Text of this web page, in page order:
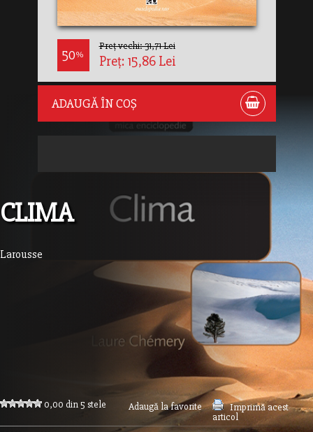
50%
Preț vechi: 31,71 Lei
Preț: 15,86 Lei
ADAUGĂ ÎN COȘ
CLIMA
Larousse
0,00 din 5 stele Adaugă la favorite
Imprimă acest
articol